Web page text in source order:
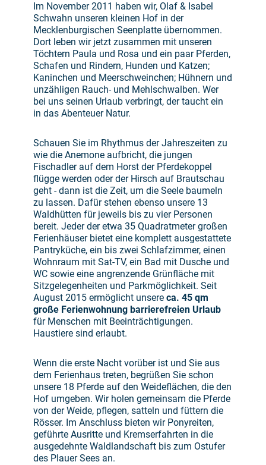
Im November 2011 haben wir, Olaf & Isabel
Schwahn unseren kleinen Hof in der
Mecklenburgischen Seenplatte übernommen.
Dort leben wir jetzt zusammen mit unseren
Töchtern Paula und Rosa und ein paar Pferden,
Schafen und Rindern, Hunden und Katzen;
Kaninchen und Meerschweinchen; Hühnern und
unzähligen Rauch- und Mehlschwalben. Wer
bei uns seinen Urlaub verbringt, der taucht ein
in das Abenteuer Natur.
Schauen Sie im Rhythmus der Jahreszeiten zu
wie die Anemone aufbricht, die jungen
Fischadler auf dem Horst der Pferdekoppel
flügge werden oder der Hirsch auf Brautschau
geht - dann ist die Zeit, um die Seele baumeln
zu lassen. Dafür stehen ebenso unsere 13
Waldhütten für jeweils bis zu vier Personen
bereit. Jeder der etwa 35 Quadratmeter großen
Ferienhäuser bietet eine komplett ausgestattete
Pantryküche, ein bis zwei Schlafzimmer, einen
Wohnraum mit Sat-TV, ein Bad mit Dusche und
WC sowie eine angrenzende Grünfläche mit
Sitzgelegenheiten und Parkmöglichkeit. Seit
August 2015 ermöglicht unsere ca. 45 qm
große Ferienwohnung barrierefreien Urlaub
für Menschen mit Beeinträchtigungen.
Haustiere sind erlaubt.
Wenn die erste Nacht vorüber ist und Sie aus
dem Ferienhaus treten, begrüßen Sie schon
unsere 18 Pferde auf den Weideflächen, die den
Hof umgeben. Wir holen gemeinsam die Pferde
von der Weide, pflegen, satteln und füttern die
Rösser. Im Anschluss bieten wir Ponyreiten,
geführte Ausritte und Kremserfahrten in die
ausgedehnte Waldlandschaft bis zum Ostufer
des Plauer Sees an.